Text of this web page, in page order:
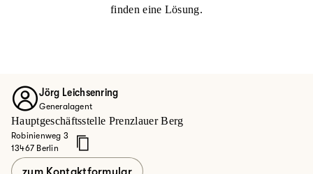
finden eine Lösung.
Jörg Leichsenring
Generalagent
Hauptgeschäftsstelle Prenzlauer Berg
Robinienweg 3
13467 Berlin